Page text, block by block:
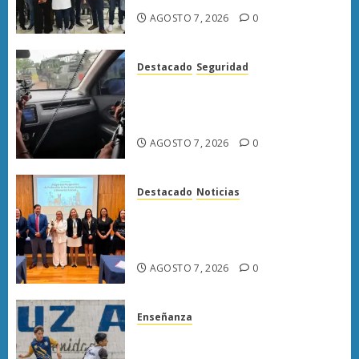
AGOSTO 7, 2026 0
Destacado Seguridad
AGOSTO 7, 2026 0
Destacado Noticias
AGOSTO 7, 2026 0
Enseñanza